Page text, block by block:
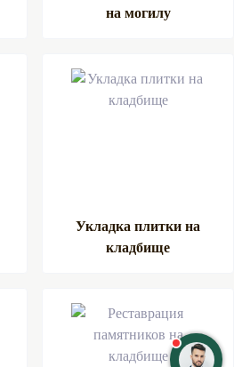
на могилу
Укладка плитки на
кладбище